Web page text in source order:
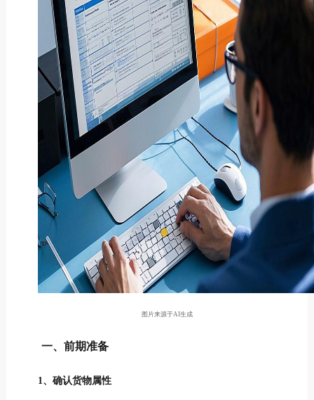
图片来源于AI生成
一、前期准备
1、确认货物属性